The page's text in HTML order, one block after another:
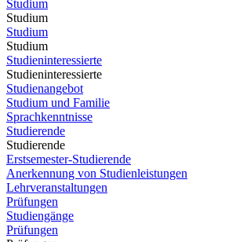
Studium
Studium
Studium
Studium
Studieninteressierte
Studieninteressierte
Studienangebot
Studium und Familie
Sprachkenntnisse
Studierende
Studierende
Erstsemester-Studierende
Anerkennung von Studienleistungen
Lehrveranstaltungen
Prüfungen
Studiengänge
Prüfungen